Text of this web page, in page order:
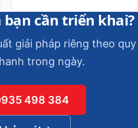
cần triển khai?
giải pháp riêng theo quy
trong ngày.
498 384